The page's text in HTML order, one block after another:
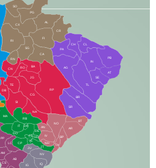
CX
RI
AL
CR
FI
SG
BA
CA
PA
CH CL
PB
SE
TL
AG
BR
SR
BT
AR
RP
RO
JG
CG
SI
NA
TA
NH
JT
RB
MA
IT
DR
DO
CP
JU
NV
IQ
PP
LC
AM
AB
DB
TE
CS
IG
IN
NO
BP
RN
CN
AN
IV
FS
VC
GD
DE
AT
PG
SO